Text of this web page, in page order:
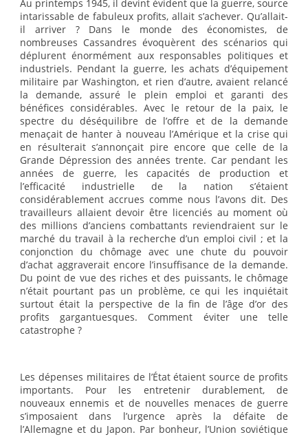
Au printemps 1945, il devint évident que la guerre, source
intarissable de fabuleux profits, allait s’achever. Qu’allait-
il arriver ? Dans le monde des économistes, de
nombreuses Cassandres évoquèrent des scénarios qui
déplurent énormément aux responsables politiques et
industriels. Pendant la guerre, les achats d’équipement
militaire par Washington, et rien d’autre, avaient relancé
la demande, assuré le plein emploi et garanti des
bénéfices considérables. Avec le retour de la paix, le
spectre du déséquilibre de l’offre et de la demande
menaçait de hanter à nouveau l’Amérique et la crise qui
en résulterait s’annonçait pire encore que celle de la
Grande Dépression des années trente. Car pendant les
années de guerre, les capacités de production et
l’efficacité industrielle de la nation s’étaient
considérablement accrues comme nous l’avons dit. Des
travailleurs allaient devoir être licenciés au moment où
des millions d’anciens combattants reviendraient sur le
marché du travail à la recherche d’un emploi civil ; et la
conjonction du chômage avec une chute du pouvoir
d’achat aggraverait encore l’insuffisance de la demande.
Du point de vue des riches et des puissants, le chômage
n’était pourtant pas un problème, ce qui les inquiétait
surtout était la perspective de la fin de l’âge d’or des
profits gargantuesques. Comment éviter une telle
catastrophe ?
Les dépenses militaires de l’État étaient source de profits
importants. Pour les entretenir durablement, de
nouveaux ennemis et de nouvelles menaces de guerre
s’imposaient dans l’urgence après la défaite de
l’Allemagne et du Japon. Par bonheur, l’Union soviétique